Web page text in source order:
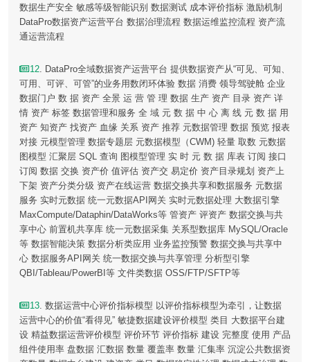
数据生产安全 敏感等级智能识别 数据测试 成本评价指标 激励机制
DataPro数据资产运营平台 数据治理流程 数据运维监控流程 资产流
通运营流程
12. DataPro全域数据资产运营平台 提供数据资产从“可见、可知、
可用、可评、可管”的业务用数闭环体验 数据 消费 领导驾驶舱 企业
数据门户 数 据 资产 全景 运 营 管 理 数据 生产 资产 目录 资产 详
情 资产 标签 数据管理和服务 全 域 元 数 据 中 心 离 线 元 数 据 用
资产 知资产 找资产 血缘 关系 资产 推荐 元数据管理 数据 预览 报表
对接 元模型管理 数据专题层 元数据模型（CWM) 轻量 取数 元数据
图模型 汇聚层 SQL 查询 图模型管理 实 时 元 数 据 库表 订阅 接口
订阅 数据 交换 资产价 值评估 资产交 易定价 资产目录规划 资产上
下架 资产分类分级 资产在线运营 数据交换共享和数据服务 元数据
服务 实时元数据 统一元数据API网关 实时元数据处理 大数据引擎
MaxCompute/Dataphin/DataWorks等 管资产 评资产 数据交换与共
享中心 前置机共享库 统一元数据采集 关系型数据库 MySQL/Oracle
等 数据智能决策 数据分析类应用 业务监控预警 数据交换与共享中
心 数据服务API网关 统一数据交换与共享管理 分析型引擎
QBI/Tableau/PowerBI等 文件类数据 OSS/FTP/SFTP等
13. 数据运营中心评价指标模型 以评价指标模型为牵引，让数据
运营中心的价值“看得见” 敏捷数据建设评价模型 类目 大数据平台建
设 精益数据运营评价模型 评价环节 评价指标 建设 完整度 使用 产品
组件使用率 盘数据 汇数据 数量 覆盖率 数量 汇集率 沉淀公共数据资